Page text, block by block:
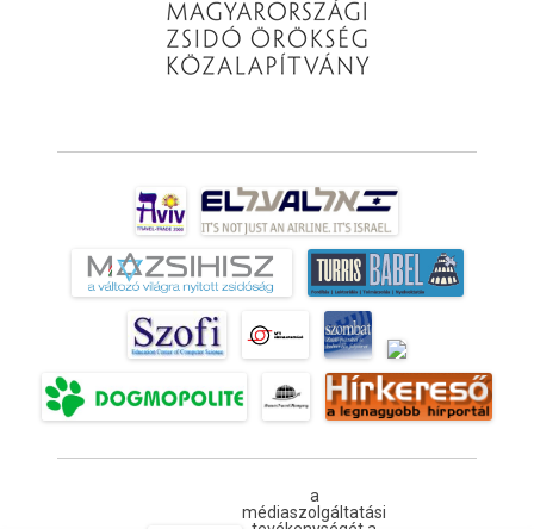
a
médiaszolgáltatási